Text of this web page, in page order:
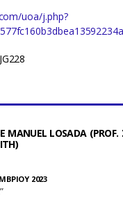
uoa/j.php?
MANUEL LOSADA
2023